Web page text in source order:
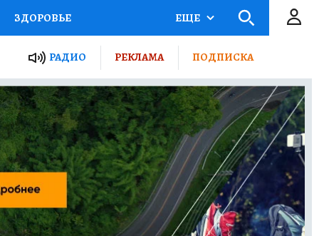
ЗДОРОВЬЕ
РОССИИ
ПУТЕВОДИТЕЛЬ
ТУРИЗМ
ПОТРЕБИТЕЛЯ ВСЕ О КП
ЕЩЕ
РАДИО РЕКЛАМА ПОДПИСКА